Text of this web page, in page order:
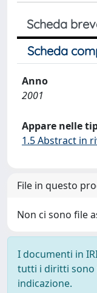
Scheda
Scheda
Anno
2001
Appare nelle
1.5 Abstract in
File in questo
Non ci sono file
I documenti in
tutti i diritti sono
indicazione.